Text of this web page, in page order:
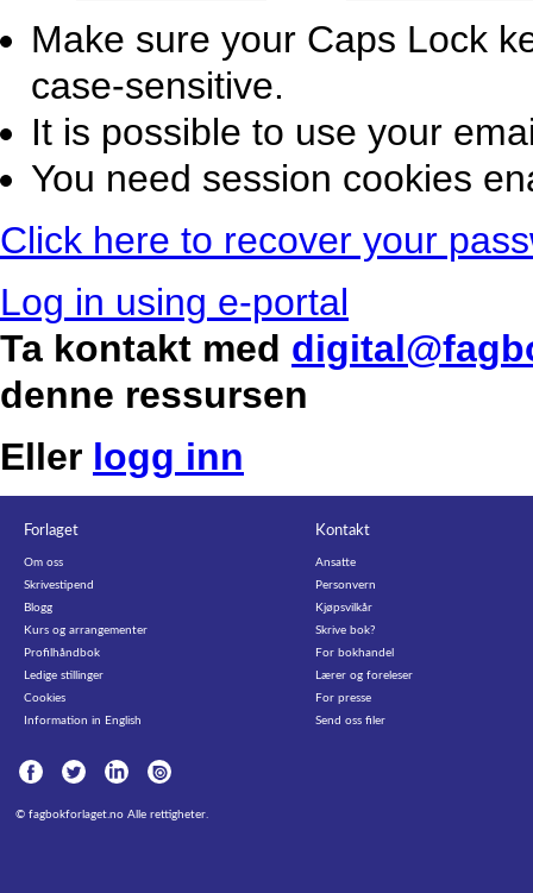
Make sure your Caps Lock
case-sensitive.
It is possible to use your
You need session cookies
Click here to recover your
Log in using e-portal
Ta kontakt med
denne ressursen
Eller logg inn
Forlaget
Om oss
Skrivestipend
Blogg
Kurs og arrangementer
Profilhåndbok
Ledige stillinger
Cookies
Information in English
Kontakt
Ansatte
Personvern
Kjøpsvilkår
Skrive bok?
For bokhandel
Lærer og foreleser
For presse
Send oss filer
© fagbokforlaget.no Alle rettigheter.